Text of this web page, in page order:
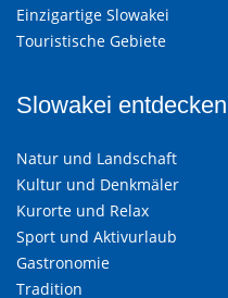
Einzigartige Slowakei
Touristische Gebiete
Slowakei entdecken
Natur und Landschaft
Kultur und Denkmäler
Kurorte und Relax
Sport und Aktivurlaub
Gastronomie
Tradition